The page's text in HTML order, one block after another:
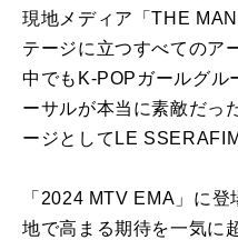
現地メディア「THE
テージに立つすべてのア
中でもK-POPガールグル
ーサルが本当に素敵だっ
ージとしてLE
「2024 MTV EMA」に
地で高まる期待を一気に